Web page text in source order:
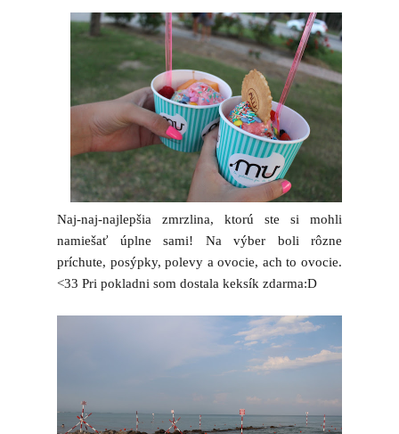
Naj-naj-najlepšia zmrzlina, ktorú ste si mohli
namiešať úplne sami! Na výber boli rôzne
príchute, posýpky, polevy a ovocie, ach to ovocie.
<33 Pri pokladni som dostala keksík zdarma:D